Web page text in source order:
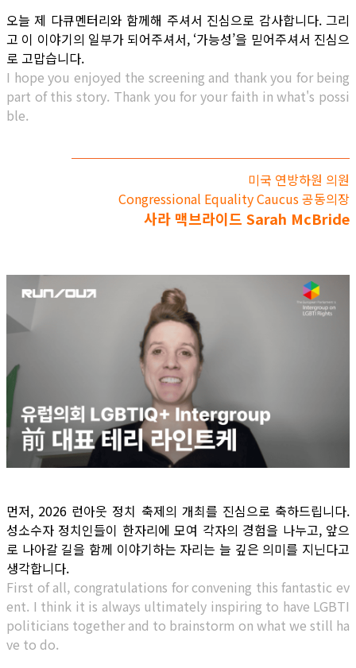
오늘 제 다큐멘터리와 함께해 주셔서 진심으로 감사합니다. 그리
고 이 이야기의 일부가 되어주셔서, ‘가능성’을 믿어주셔서 진심으
로 고맙습니다.
I hope you enjoyed the screening and thank you for being
part of this story. Thank you for your faith in what's possi
ble.
미국 연방하원 의원
Congressional Equality Caucus 공동의장
사라 맥브라이드 Sarah McBride
먼저, 2026 런아웃 정치 축제의 개최를 진심으로 축하드립니다.
성소수자 정치인들이 한자리에 모여 각자의 경험을 나누고, 앞으
로 나아갈 길을 함께 이야기하는 자리는 늘 깊은 의미를 지닌다고
생각합니다.
First of all, congratulations for convening this fantastic ev
ent. I think it is always ultimately inspiring to have LGBTI
politicians together and to brainstorm on what we still ha
ve to do.